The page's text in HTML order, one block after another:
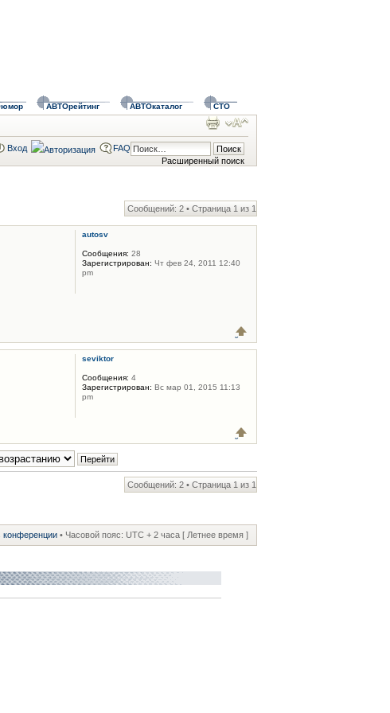
АВТОрейтинг АВТОкаталог СТО
Расширенный поиск
Вход FAQ
Сообщений: 2 • Страница 1 из 1
autosv
Сообщения: 28
Зарегистрирован: Чт фев 24, 2011 12:40
pm
seviktor
Сообщения: 4
Зарегистрирован: Вс мар 01, 2015 11:13
pm
Сообщений: 2 • Страница 1 из 1
конференции • Часовой пояс: UTC + 2 часа [ Летнее время ]